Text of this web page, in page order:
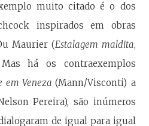
muito citado é o dos
inspirados em obras
Maurier (Estalagem maldita,
há os contraexemplos
em Veneza(Mann/Visconti) a
Pereira), são inúmeros
de igual para igual